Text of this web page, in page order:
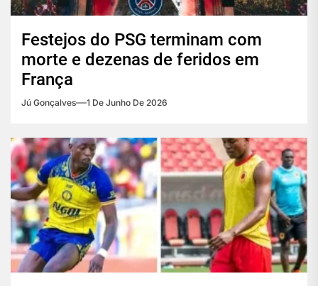
Festejos do PSG terminam com
morte e dezenas de feridos em
França
Jú Gonçalves 1 De Junho De 2026